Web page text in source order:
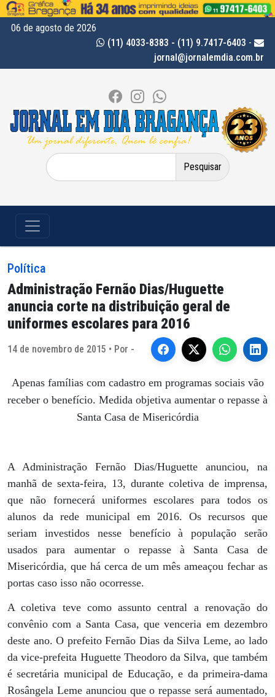
06 de agosto de 2026
(11) 4033-8383 - (11) 9.7417-6403 -
jornal@jornalemdia.com.br
Pesquisar
por:
Política
Administração Fernão Dias/Huguette
anuncia corte na distribuição geral de
uniformes escolares para 2016
14 de novembro de 2015 • Por -
Apenas famílias com cadastro em programas sociais vão
receber o benefício. Medida objetiva aumentar o repasse à
Santa Casa de Misericórdia
A Administração Fernão Dias/Huguette anunciou, na
manhã de sexta-feira, 13, durante coletiva de imprensa,
que não fornecerá uniformes escolares para todos os
alunos da rede municipal em 2016. Os recursos que
seriam investidos nesse benefício à população serão
usados para aumentar o repasse à Santa Casa de
Misericórdia, que há cerca de um mês ameaçou fechar as
portas caso isso não ocorresse.
A coletiva teve como assunto central a renovação do
convênio com a Santa Casa, que venceria em dezembro
deste ano. O prefeito Fernão Dias da Silva Leme, ao lado
da vice-prefeita Huguette Theodoro da Silva, que também
é secretária municipal de Educação, e da primeira-dama
Rosângela Leme anunciou que o repasse será aumentado,